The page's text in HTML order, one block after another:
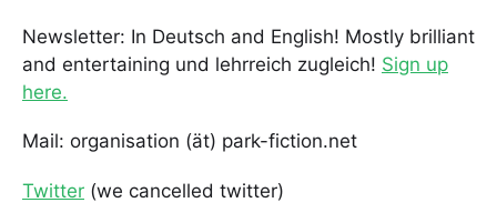
Newsletter: In Deutsch and English! Mostly brilliant
and entertaining und lehrreich zugleich! Sign up
here.
Mail: organisation (ät) park-fiction.net
Twitter (we cancelled twitter)